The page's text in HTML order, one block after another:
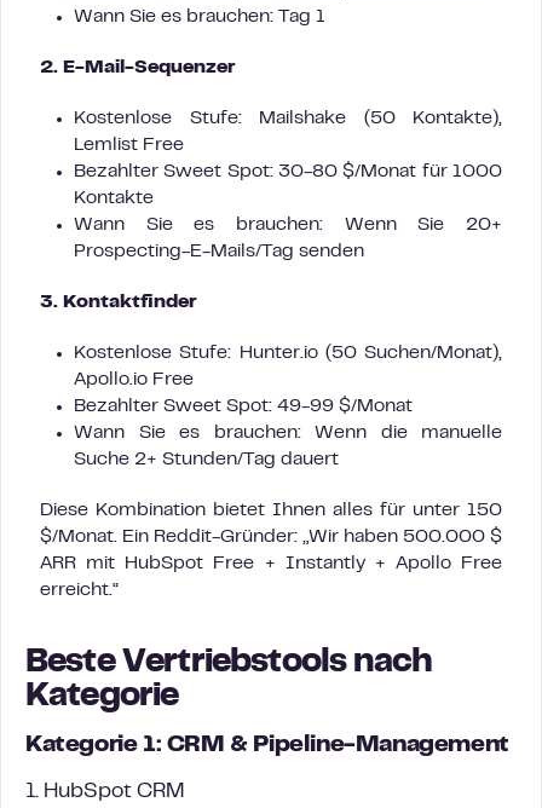
Wann Sie es brauchen: Tag 1
2. E-Mail-Sequenzer
Kostenlose Stufe: Mailshake (50 Kontakte),
Lemlist Free
Bezahlter Sweet Spot: 30-80 $/Monat für 1000
Kontakte
Wann Sie es brauchen: Wenn Sie 20+
Prospecting-E-Mails/Tag senden
3. Kontaktfinder
Kostenlose Stufe: Hunter.io (50 Suchen/Monat),
Apollo.io Free
Bezahlter Sweet Spot: 49-99 $/Monat
Wann Sie es brauchen: Wenn die manuelle
Suche 2+ Stunden/Tag dauert
Diese Kombination bietet Ihnen alles für unter 150
$/Monat. Ein Reddit-Gründer: „Wir haben 500.000 $
ARR mit HubSpot Free + Instantly + Apollo Free
erreicht.“
Beste Vertriebstools nach
Kategorie
Kategorie 1: CRM & Pipeline-Management
1. HubSpot CRM